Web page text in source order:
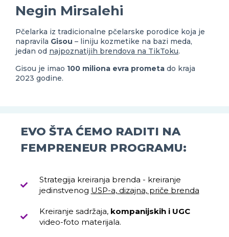
Negin Mirsalehi
Pčelarka iz tradicionalne pčelarske porodice koja je
napravila Gisou – liniju kozmetike na bazi meda,
jedan od najpoznatijih brendova na TikToku.
Gisou je imao 100 miliona evra prometa do kraja
2023 godine.
EVO ŠTA ĆEMO RADITI NA
FEMPRENEUR PROGRAMU:
Strategija kreiranja brenda - kreiranje
jedinstvenog USP-a, dizajna, priče brenda
Kreiranje sadržaja, kompanijskih i UGC
video-foto materijala.